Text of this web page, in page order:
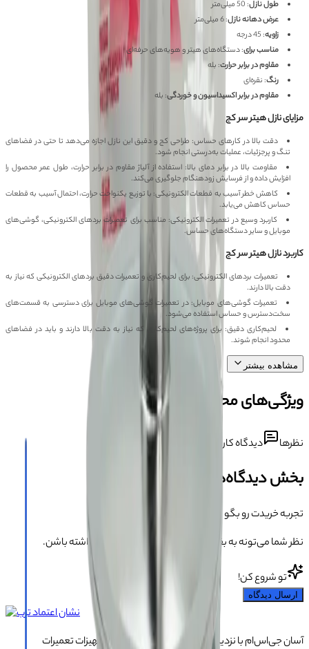
طول نازل: 50 میلی‌متر
عرض دهانه نازل: 6 میلی‌متر
زاویه: 45 درجه
مناسب برای: دستگاه‌های هیتر و هویه‌های حرفه‌ای
مقاوم در برابر حرارت: بله
رنگ: نقره‌ای
مقاوم در برابر اکسیداسیون و خوردگی: بله
مزایای نازل هیتر سر کج TRIBE TOOL FZ861 6M
دقت بالا در کارهای حساس: طراحی کج و دقیق این نازل اجازه می‌دهد تا حتی در فضاهای
تنگ و پرجزئیات، عملیات به‌درستی انجام شود.
مقاومت بالا در برابر دمای بالا: استفاده از آلیاژ مقاوم در برابر حرارت، طول عمر محصول را
افزایش داده و از فرسایش زودهنگام جلوگیری می‌کند.
کاهش خطر آسیب به قطعات الکترونیکی: با توزیع یکنواخت حرارت، احتمال آسیب به قطعات
حساس کاهش می‌یابد.
کاربرد وسیع در تعمیرات الکترونیکی: مناسب برای تعمیرات بردهای الکترونیکی، گوشی‌های
موبایل و سایر دستگاه‌های حساس.
کاربرد نازل هیتر سر کج TRIBE TOOL FZ861 6M
تعمیرات بردهای الکترونیکی: برای لحیم‌کاری و تعمیرات دقیق بردهای الکترونیکی که نیاز به
دقت بالا دارند.
تعمیرات گوشی‌های موبایل: در تعمیرات گوشی‌های موبایل برای دسترسی به قسمت‌های
سخت‌دسترس و حساس استفاده می‌شود.
لحیم‌کاری دقیق: برای پروژه‌های لحیم‌کاری که نیاز به دقت بالا دارند و باید در فضاهای
محدود انجام شوند.
مشاهده بیشتر
ویژگی‌های محصول
نظرها دیدگاه کاربران درباره این محصول
بخش دیدگاه‌ها
تجربه خریدت رو بگو 💬
نظر شما می‌تونه به بقیه کمک کنه انتخاب مطمئن‌تری داشته باشن.
تو شروع کن!
ارسال دیدگاه
آسان جی‌اس‌ام با نزدیک به ۲۰ سال تجربه در تأمین تجهیزات تعمیرات